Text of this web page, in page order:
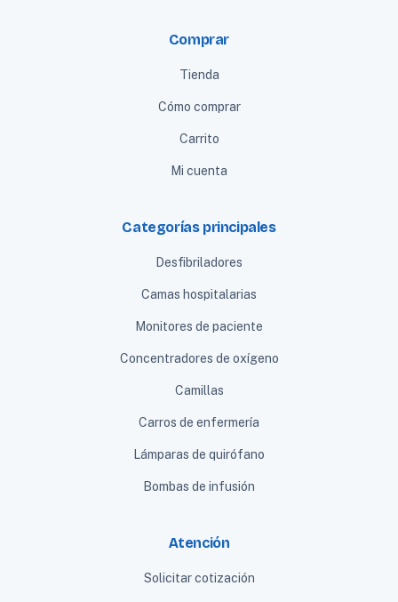
Comprar
Tienda
Cómo comprar
Carrito
Mi cuenta
Categorías principales
Desfibriladores
Camas hospitalarias
Monitores de paciente
Concentradores de oxígeno
Camillas
Carros de enfermería
Lámparas de quirófano
Bombas de infusión
Atención
Solicitar cotización